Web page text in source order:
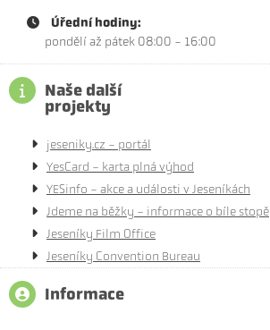
Úřední hodiny:
pondělí až pátek 08:00 - 16:00
Naše další
projekty
jeseniky.cz - portál
YesCard - karta plná výhod
YESinfo - akce a události v Jeseníkách
Jdeme na běžky - informace o bíle stopě
Jeseníky Film Office
Jeseníky Convention Bureau
Informace